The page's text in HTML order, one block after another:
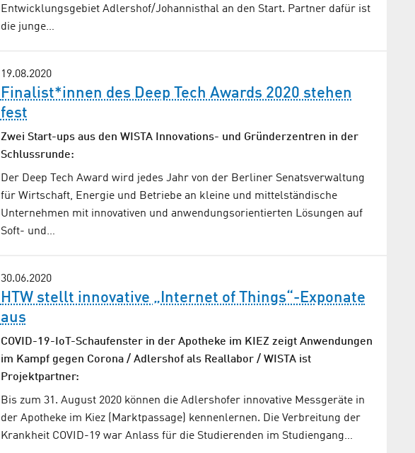
Entwicklungsgebiet Adlershof/Johannisthal an den Start. Partner dafür ist
die junge…
19.08.2020
Finalist*innen des Deep Tech Awards 2020 stehen
fest
Zwei Start-ups aus den WISTA Innovations- und Gründerzentren in der
Schlussrunde:
Der Deep Tech Award wird jedes Jahr von der Berliner Senatsverwaltung
für Wirtschaft, Energie und Betriebe an kleine und mittelständische
Unternehmen mit innovativen und anwendungsorientierten Lösungen auf
Soft- und…
30.06.2020
HTW stellt innovative „Internet of Things“-Exponate
aus
COVID-19-IoT-Schaufenster in der Apotheke im KIEZ zeigt Anwendungen
im Kampf gegen Corona / Adlershof als Reallabor / WISTA ist
Projektpartner:
Bis zum 31. August 2020 können die Adlershofer innovative Messgeräte in
der Apotheke im Kiez (Marktpassage) kennenlernen. Die Verbreitung der
Krankheit COVID-19 war Anlass für die Studierenden im Studiengang…